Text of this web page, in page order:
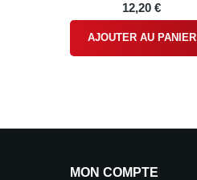
12,20 €
AJOUTER AU PANIER
MON COMPTE